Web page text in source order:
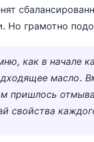
Но грамотно
как в начале
масло.
пришлось
свойства